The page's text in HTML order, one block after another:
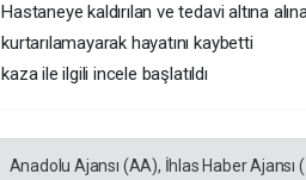
Hastaneye kaldırılan ve tedavi altına
kurtarılamayarak hayatını kaybetti
kaza ile ilgili incele başlatıldı
Anadolu Ajansı (AA), İhlas Haber